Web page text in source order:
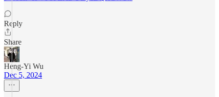
Reply
Share
Heng-Yi Wu
Dec 5, 2024